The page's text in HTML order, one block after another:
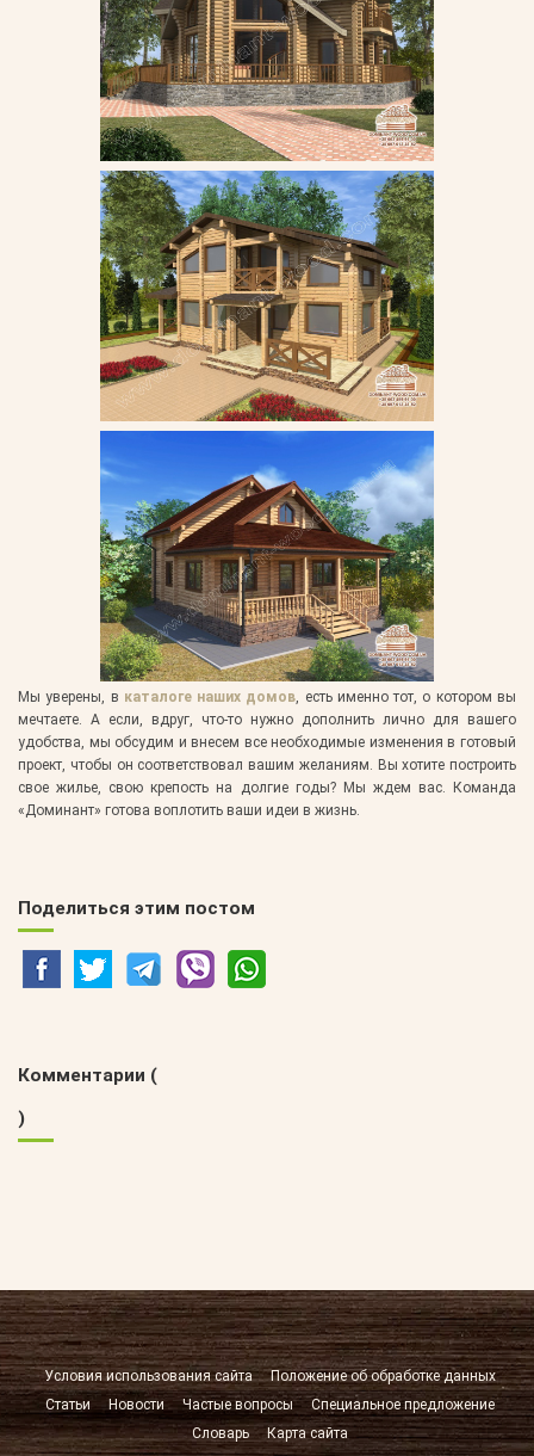
Мы уверены, в каталоге наших домов, есть именно тот, о котором вы
мечтаете. А если, вдруг, что-то нужно дополнить лично для вашего
удобства, мы обсудим и внесем все необходимые изменения в готовый
проект, чтобы он соответствовал вашим желаниям. Вы хотите построить
свое жилье, свою крепость на долгие годы? Мы ждем вас. Команда
«Доминант» готова воплотить ваши идеи в жизнь.
Поделиться этим постом
Комментарии (
)
Условия использования сайта
Положение об обработке данных
Статьи
Новости Частые вопросы
Специальное предложение
Словарь
Карта сайта